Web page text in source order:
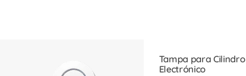
Tampa para Cilindro
Electrónico